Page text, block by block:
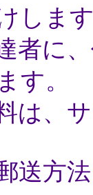
しま
に、
す。
、サ
送方法